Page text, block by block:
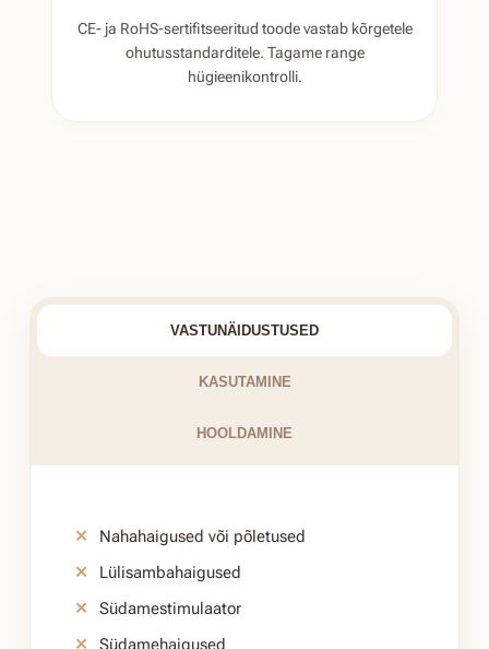
CE- ja RoHS-sertifitseeritud toode vastab kõrgetele
ohutusstandarditele. Tagame range
hügieenikontrolli.
VASTUNÄIDUSTUSED
KASUTAMINE
HOOLDAMINE
Nahahaigused või põletused
Lülisambahaigused
Südamestimulaator